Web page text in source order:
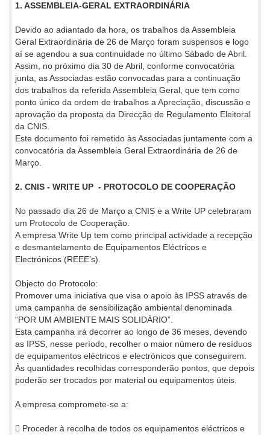
1. ASSEMBLEIA-GERAL EXTRAORDINÁRIA
Devido ao adiantado da hora, os trabalhos da Assembleia
Geral Extraordinária de 26 de Março foram suspensos e logo
aí se agendou a sua continuidade no último Sábado de Abril.
Assim, no próximo dia 30 de Abril, conforme convocatória
junta, as Associadas estão convocadas para a continuação
dos trabalhos da referida Assembleia Geral, que tem como
ponto único da ordem de trabalhos a Apreciação, discussão e
aprovação da proposta da Direcção de Regulamento Eleitoral
da CNIS.
Este documento foi remetido às Associadas juntamente com a
convocatória da Assembleia Geral Extraordinária de 26 de
Março.
2. CNIS - WRITE UP - PROTOCOLO DE COOPERAÇÃO
No passado dia 26 de Março a CNIS e a Write UP celebraram
um Protocolo de Cooperação.
A empresa Write Up tem como principal actividade a recepção
e desmantelamento de Equipamentos Eléctricos e
Electrónicos (REEE’s).
Objecto do Protocolo:
Promover uma iniciativa que visa o apoio às IPSS através de
uma campanha de sensibilização ambiental denominada
“POR UM AMBIENTE MAIS SOLIDÁRIO”.
Esta campanha irá decorrer ao longo de 36 meses, devendo
as IPSS, nesse período, recolher o maior número de resíduos
de equipamentos eléctricos e electrónicos que conseguirem.
Às quantidades recolhidas corresponderão pontos, que depois
poderão ser trocados por material ou equipamentos úteis.
A empresa compromete-se a:
 Proceder à recolha de todos os equipamentos eléctricos e